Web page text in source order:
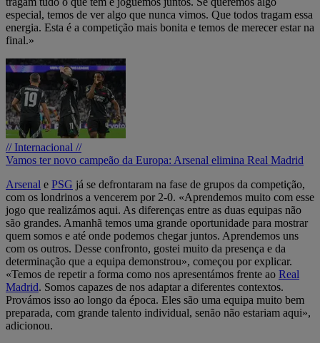
especial, temos de ver algo que nunca vimos. Que todos tragam essa
energia. Esta é a competição mais bonita e temos de merecer estar na
final.»
// Internacional //
Vamos ter novo campeão da Europa: Arsenal elimina Real Madrid
Arsenal e PSG já se defrontaram na fase de grupos da competição,
com os londrinos a vencerem por 2-0. «Aprendemos muito com esse
jogo que realizámos aqui. As diferenças entre as duas equipas não
são grandes. Amanhã temos uma grande oportunidade para mostrar
quem somos e até onde podemos chegar juntos. Aprendemos uns
com os outros. Desse confronto, gostei muito da presença e da
determinação que a equipa demonstrou», começou por explicar.
«Temos de repetir a forma como nos apresentámos frente ao Real
Madrid. Somos capazes de nos adaptar a diferentes contextos.
Provámos isso ao longo da época. Eles são uma equipa muito bem
preparada, com grande talento individual, senão não estariam aqui»,
adicionou.